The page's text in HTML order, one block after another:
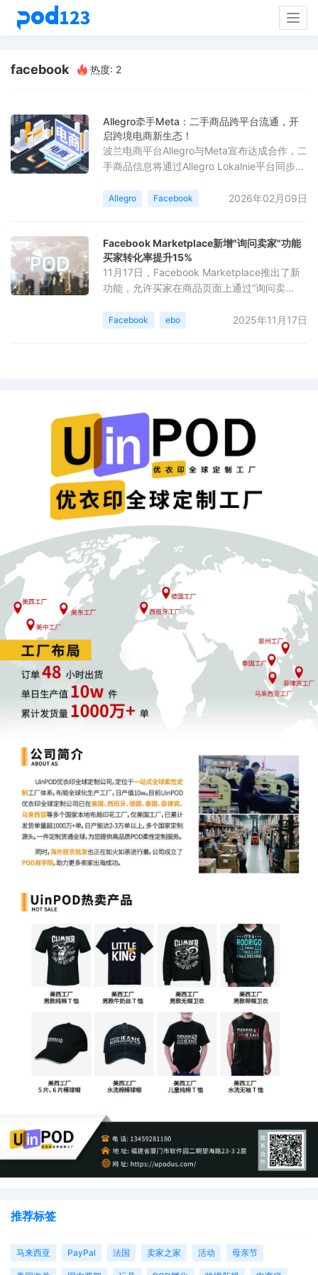
facebook 热度: 2
Allegro牵手Meta：二手商品跨平台流通，开
启跨境电商新生态！
波兰电商平台Allegro与Meta宣布达成合作，二
手商品信息将通过Allegro Lokalnie平台同步展
曝光率和流通效率。目前，此功能处于测试阶
Marketplace”选项，即可将商品信息跨平台展
示。消费者点击Facebook Marke
Allegro Facebook 2026年02月09日
Facebook Marketplace新增"询问卖家"功能
买家转化率提升15%
11月17日，Facebook Marketplace推出了新
功能，允许买家在商品页面上通过“询问卖
或发送消息请求。该功能旨在简化购物流程，
Facebook ebo 2025年11月17日
推荐标签
马来西亚 PayPal 法国 卖家之家 活动 母亲节